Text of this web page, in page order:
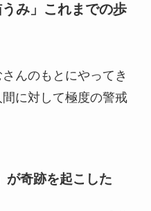
み」これまでの歩
んのもとにやってき
に対して極度の警戒
が奇跡を起こした